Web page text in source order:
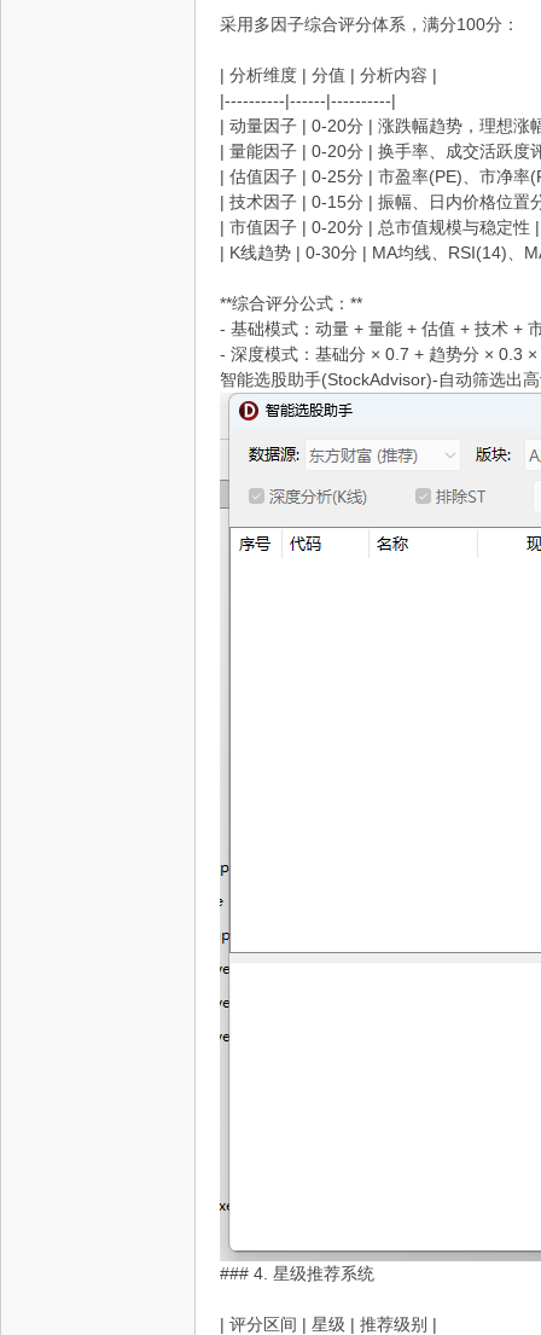
采用多因子综合评分体系，满分100分：
| 分析维度 | 分值 | 分析内容 |
|----------|------|----------|
| 动量因子 | 0-20分 | 涨跌幅趋势，理想涨
| 量能因子 | 0-20分 | 换手率、成交活跃度
| 估值因子 | 0-25分 | 市盈率(PE)、市净率
| 技术因子 | 0-15分 | 振幅、日内价格位置
| 市值因子 | 0-20分 | 总市值规模与稳定性 |
| K线趋势 | 0-30分 | MA均线、RSI(14)、
**综合评分公式：**
- 基础模式：动量 + 量能 + 估值 + 技术 +
- 深度模式：基础分 × 0.7 + 趋势分 × 0.3
智能选股助手(StockAdvisor)-自动筛选出
### 4. 星级推荐系统
| 评分区间 | 星级 | 推荐级别 |